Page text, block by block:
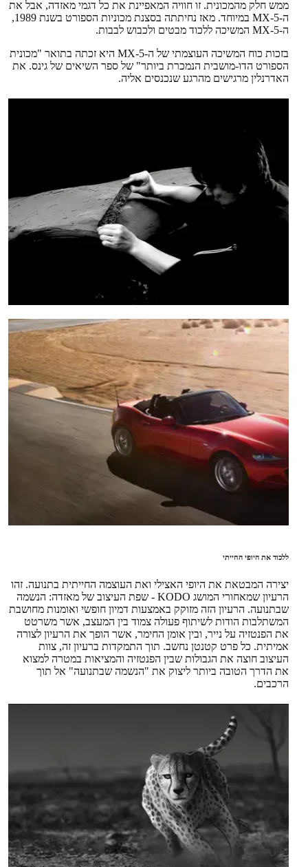
ממש חלק מהמכונית. זו חוויה המאפיינת את כל דגמי מאזדה, אבל את
ה-MX-5 במיוחד. מאז נחיתתה בסצנת מכוניות הספורט בשנת 1989,
בזכות כוח המשיכה העוצמתי של ה-MX-5 היא זכתה בתואר "מכונית
הספורט הדו-מושבית הנמכרת ביותר" של ספר השיאים של גינס. את
האדרנלין מרגישים מהרגע שנכנסים אליה.
ללכוד את היופי החייתי
יצירה המבטאת את היופי האצילי ואת העוצמה החייתית בתנועה. זהו
הרעיון שמאחורי המושג KODO - שפת העיצוב של מאזדה: הנשמה
שבתנועה. הרעיון הזה מזוקק באמצעות דמיון חופשי ואומנות מחושבת
המשתלבות הודות לשיתוף פעולה צמוד בין המעצב, אשר משרטט
את הפנטזיה על נייר, ובין אומן החימר, אשר הופך את הרעיון לצורה
אמיתית. כל פרט קטנטן נחשב. תוך התמקדות ברעיון זה, צוות
העיצוב חוצה את הגבולות שבין הפנטזיה והמציאות במטרה למצוא
את הדרך הטובה ביותר ליצוק את "הנשמה שבתנועה" אל תוך
הרכבים.